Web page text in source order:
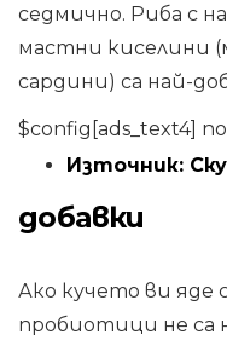
седмично. Риба с
мастни киселини
сардини) са най-
$config[ads_text4]
Източник:
добавки
Ако кучето ви яде
пробиотици не са